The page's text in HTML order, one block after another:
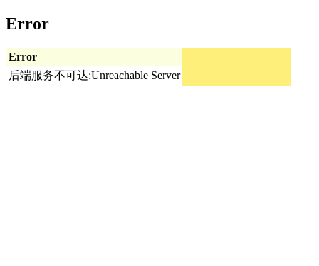
Error
Error
后端服务不可达:Unreachable Server